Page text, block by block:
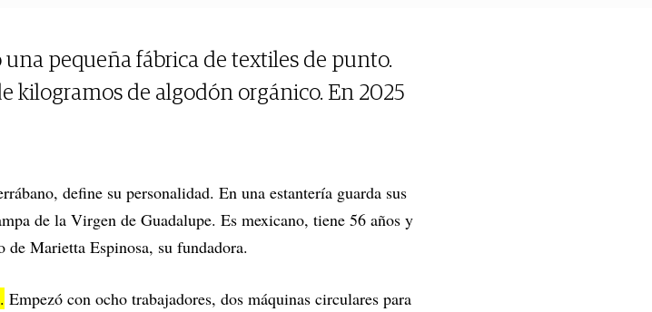
una pequeña fábrica de textiles de punto.
kilogramos de algodón orgánico. En 2025
define su personalidad. En una estantería guarda sus
de la Virgen de Guadalupe. Es mexicano, tiene 56 años y
de Marietta Espinosa, su fundadora.
. Empezó con ocho trabajadores, dos máquinas circulares para